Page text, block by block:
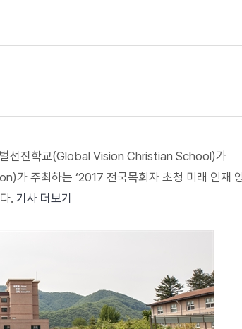
벌선진학교(Global Vision Christian School)가
가 주최하는 ‘2017 전국목회자 초청 미래 인재
. 기사 더보기